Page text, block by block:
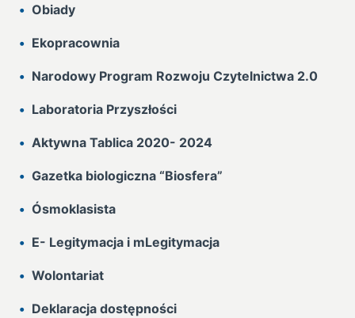
Obiady
Ekopracownia
Narodowy Program Rozwoju Czytelnictwa 2.0
Laboratoria Przyszłości
Aktywna Tablica 2020- 2024
Gazetka biologiczna “Biosfera”
Ósmoklasista
E- Legitymacja i mLegitymacja
Wolontariat
Deklaracja dostępności